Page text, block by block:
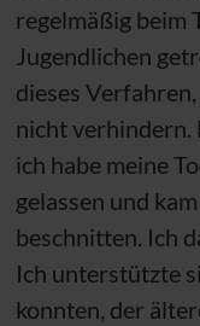
regelmäßig beim
Jugendlichen
dieses
nicht verhindern.
ich habe meine
gelassen und
beschnitten. Ich
Ich unterstützte
konnten, der